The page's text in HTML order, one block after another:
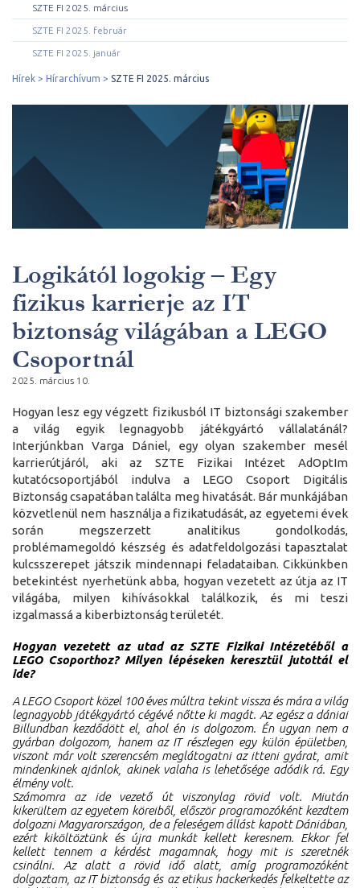
SZTE FI 2025. március
SZTE FI 2025. február
SZTE FI 2025. január
Hírek Hírarchívum SZTE FI 2025. március
Logikától logokig – Egy
fizikus karrierje az IT
biztonság világában a LEGO
Csoportnál
2025. március 10.
Hogyan lesz egy végzett fizikusból IT biztonsági szakember
a világ egyik legnagyobb játékgyártó vállalatánál?
Interjúnkban Varga Dániel, egy olyan szakember mesél
karrierútjáról, aki az SZTE Fizikai Intézet AdOptIm
kutatócsoportjából indulva a LEGO Csoport Digitális
Biztonság csapatában találta meg hivatását. Bár munkájában
közvetlenül nem használja a fizikatudását, az egyetemi évek
során megszerzett analitikus gondolkodás,
problémamegoldó készség és adatfeldolgozási tapasztalat
kulcsszerepet játszik mindennapi feladataiban. Cikkünkben
betekintést nyerhetünk abba, hogyan vezetett az útja az IT
világába, milyen kihívásokkal találkozik, és mi teszi
izgalmassá a kiberbiztonság területét.
Hogyan vezetett az utad az SZTE Fizikai Intézetéből a
LEGO Csoporthoz? Milyen lépéseken keresztül jutottál el
ide?
A LEGO Csoport közel 100 éves múltra tekint vissza és mára a világ
legnagyobb játékgyártó cégévé nőtte ki magát. Az egész a dániai
Billundban kezdődött el, ahol én is dolgozom. Én ugyan nem a
gyárban dolgozom, hanem az IT részlegen egy külön épületben,
viszont már volt szerencsém meglátogatni az itteni gyárat, amit
mindenkinek ajánlok, akinek valaha is lehetősége adódik rá. Egy
élmény volt.
Számomra az ide vezető út viszonylag rövid volt. Miután
kikerültem az egyetem köreiből, először programozóként kezdtem
dolgozni Magyarországon, de a feleségem állást kapott Dániában,
ezért kiköltöztünk és újra munkát kellett keresnem. Ekkor fel
kellett tennem a kérdést magamnak, hogy mit is szeretnék
csinálni. Az alatt a rövid idő alatt, amíg programozóként
dolgoztam, az IT biztonság és az etikus hackerkedés felkeltette az